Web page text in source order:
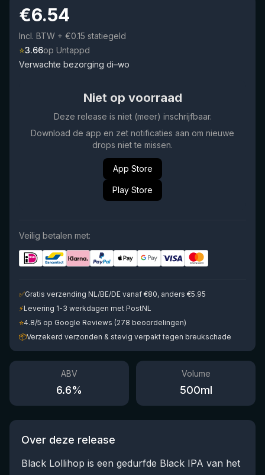
€6.54
Incl. BTW + €0.15 statiegeld
⭐3.66op Untappd
Verwachte bezorging di–wo
Niet op voorraad
Deze release is niet (meer) inschrijfbaar.
Download de app en zet notificaties aan om nieuwe
drops niet te missen.
App Store
Play Store
Veilig betalen met:
✅Gratis verzending NL/BE/DE vanaf €80, anders €5.95
⚡Levering 1-3 werkdagen met PostNL
⭐4.8/5 op Google Reviews (278 beoordelingen)
📦Verzekerd verzonden & stevig verpakt tegen breukschade
ABV
6.6%
Volume
500ml
Over deze release
Black Lollihop is een gedurfde Black IPA van het